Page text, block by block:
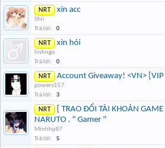
NRT xin acc
Shii
Trả lời:
0
NRT xin hỏi
linhngo
Trả lời:
0
NRT Account Giveaway! <VN> [VIP
powers157
Trả lời:
3
NRT
[ TRAO ĐỔI TÀI KHOẢN
NARUTO . " Gamer "
Minhhp87
Trả lời:
5